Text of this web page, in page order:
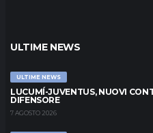
ULTIME NEWS
ULTIME NEWS
LUCUMÍ-JUVENTUS, NUOVI
DIFENSORE
7 AGOSTO 2026